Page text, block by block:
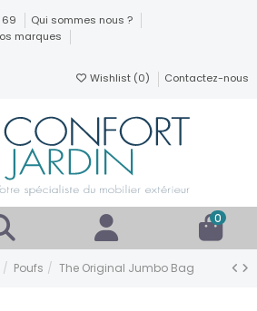
69
Qui sommes nous ?
marques
Wishlist (0) Contactez-nous
0
Poufs The Original Jumbo Bag